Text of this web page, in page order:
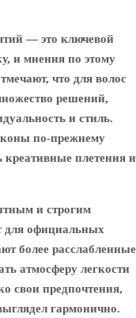
— это ключевой
и мнения по этому
что для волос
решений,
и стиль.
по-прежнему
плетения и
и строгим
для официальных
более расслабленные
атмосферу легкости
свои предпочтения,
гармонично.